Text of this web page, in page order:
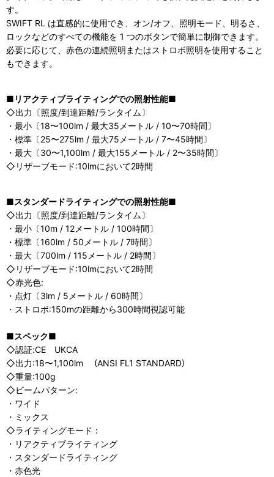
す。
SWIFT RL は直感的に使用でき、オン/オフ、照明モード、明るさ、
ロックなどのすべての機能を 1 つのボタンで簡単に制御できます。
必要に応じて、赤色の連続照明またはストロボ照明を使用すること
もできます。
■リアクティブライティングでの照射性能■
◇出力〔照度/到達距離/ランタイム〕
・最小〔18〜100lm / 最大35メートル / 10〜70時間〕
・標準〔25〜275lm / 最大75メートル / 7〜45時間〕
・最大〔30〜1,100lm / 最大155メートル / 2〜35時間〕
◇リザーブモード:10lmにおいて2時間
■スタンダードライティングでの照射性能■
◇出力〔照度/到達距離/ランタイム〕
・最小〔10m / 12メートル / 100時間〕
・標準〔160lm / 50メートル / 7時間〕
・最大〔700lm / 115メートル / 2時間〕
◇リザーブモード:10lmにおいて2時間
◇赤光色:
・点灯〔3lm / 5メートル / 60時間〕
・ストロボ:150mの距離から300時間視認可能
■スペック■
◇認証:CE UKCA
◇出力:18〜1,100lm (ANSI FL1 STANDARD)
◇重量:100g
◇ビームパターン:
・ワイド
・ミックス
◇ライティングモード：
・リアクティブライティング
・スタンダードライティング
・赤色光